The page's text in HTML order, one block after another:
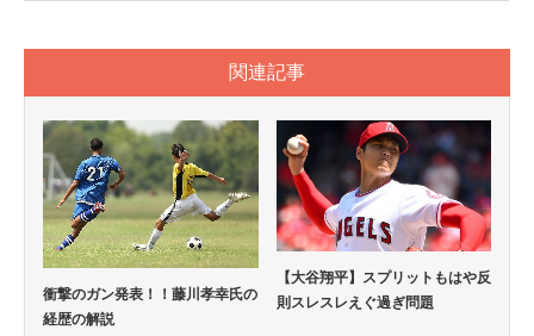
関連記事
衝撃のガン発表！！藤川孝幸氏の
経歴の解説
【大谷翔平】スプリットもはや反
則スレスレえぐ過ぎ問題